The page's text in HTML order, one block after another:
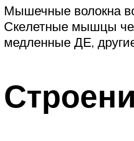
Мышечные волокна
Ске­летные мышцы
медленные ДЕ,